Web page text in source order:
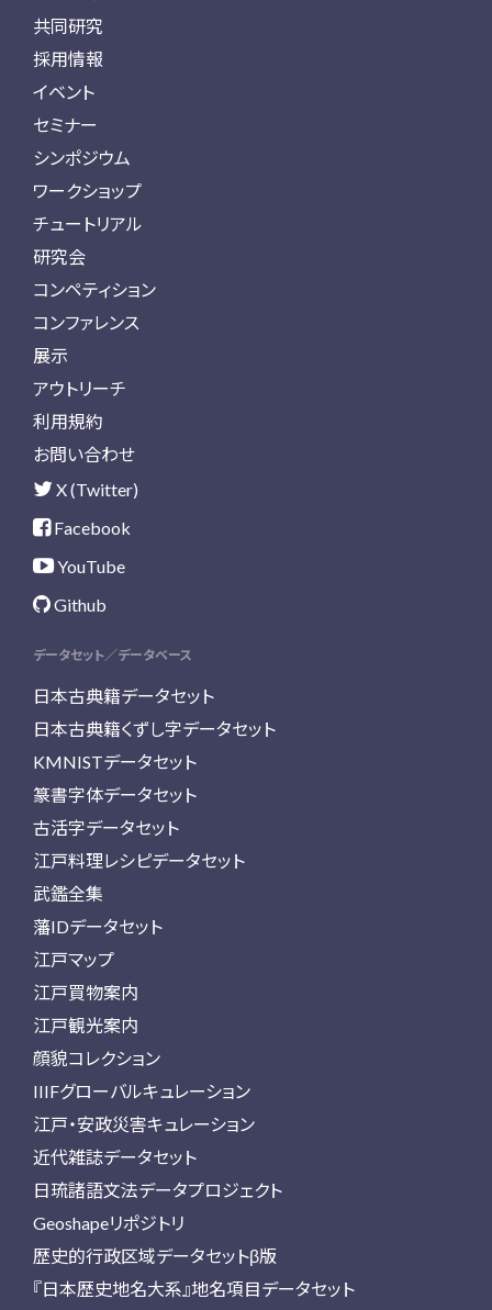
共同研究
採用情報
イベント
セミナー
シンポジウム
ワークショップ
チュートリアル
研究会
コンペティション
コンファレンス
展示
アウトリーチ
利用規約
お問い合わせ
X (Twitter)
Facebook
YouTube
Github
データセット／データベース
日本古典籍データセット
日本古典籍くずし字データセット
KMNISTデータセット
篆書字体データセット
古活字データセット
江戸料理レシピデータセット
武鑑全集
藩IDデータセット
江戸マップ
江戸買物案内
江戸観光案内
顔貌コレクション
IIIFグローバルキュレーション
江戸・安政災害キュレーション
近代雑誌データセット
日琉諸語文法データプロジェクト
Geoshapeリポジトリ
歴史的行政区域データセットβ版
『日本歴史地名大系』地名項目データセット